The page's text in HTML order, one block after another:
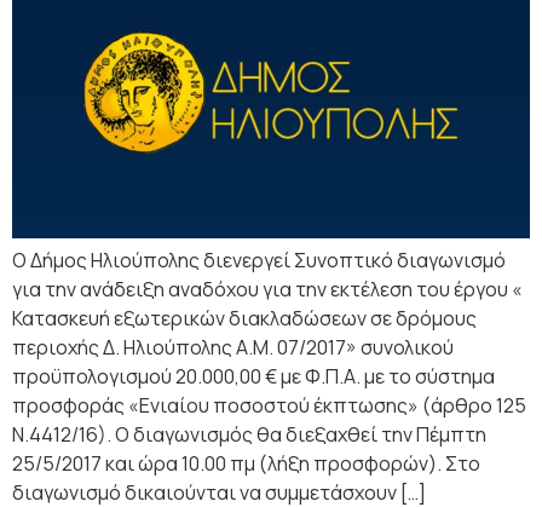
Ο Δήμος Ηλιούπολης διενεργεί Συνοπτικό διαγωνισμό
για την ανάδειξη αναδόχου για την εκτέλεση του έργου «
Κατασκευή εξωτερικών διακλαδώσεων σε δρόμους
περιοχής Δ. Ηλιούπολης Α.Μ. 07/2017» συνολικού
προϋπολογισμού 20.000,00 € με Φ.Π.Α. με το σύστημα
προσφοράς «Ενιαίου ποσοστού έκπτωσης» (άρθρο 125
Ν.4412/16). Ο διαγωνισμός θα διεξαχθεί την Πέμπτη
25/5/2017 και ώρα 10.00 πμ (λήξη προσφορών). Στο
διαγωνισμό δικαιούνται να συμμετάσχουν […]